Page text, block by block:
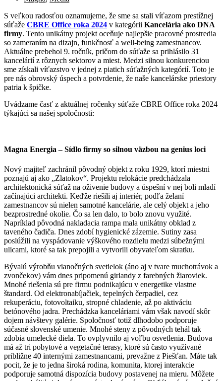
S veľkou radosťou oznamujeme, že sme sa stali víťazom prestížnej
súťaže CBRE Office roka 2024 v kategórii Kancelária ako DNA
firmy. Tento unikátny projekt oceňuje najlepšie pracovné prostredia
so zameraním na dizajn, funkčnosť a well-being zamestnancov.
Aktuálne prebehol 9. ročník, pričom do súťaže sa prihlásilo 31
kancelárií z rôznych sektorov a miest. Medzi silnou konkurenciou
sme získali víťazstvo v jednej z piatich súťažných kategórií. Toto je
pre nás obrovský úspech a potvrdenie, že naše kancelárske priestory
patria k špičke.
Uvádzame časť z aktuálnej ročenky súťaže CBRE Office roka 2024
týkajúci sa našej spoločnosti:
Magna Energia – Sídlo firmy so silnou väzbou na genius loci
Nový majiteľ zachránil pôvodný objekt z roku 1929, ktorí miestni
poznajú aj ako „Zlatokov“. Projektu relokácie predchádzala
architektonická súťaž na oživenie budovy a úspešní v nej boli mladí
začínajúci architekti. Keďže riešili aj interiér, podľa želaní
zamestnancov sú nielen samotné kancelárie, ale celý objekt a jeho
bezprostredné okolie. Čo sa len dalo, to bolo znovu využité.
Napríklad pôvodná nakladacia rampa mala unikátny obklad z
taveného čadiča. Dnes zdobí hygienické zázemie. Sutiny zasa
poslúžili na vyspádovanie výškového rozdielu medzi súbežnými
ulicami, ktoré sa tak prepojili a vytvorili obyvateľom skratku.
Bývalú výrobňu vianočných svetielok (áno aj v tvare muchotrávok a
zvončekov) vám dnes pripomenú girlandy z farebných žiaroviek.
Mnohé riešenia sú pre firmu podnikajúcu v energetike vlastne
štandard. Od elektronabíjačiek, tepelných čerpadiel, cez
rekuperáciu, fotovoltaiku, stropné chladenie, až po aktiváciu
betónového jadra. Prechádzka kanceláriami vám však navodí skôr
dojem návštevy galérie. Spoločnosť totiž dlhodobo podporuje
súčasné slovenské umenie. Mnohé steny z pôvodných tehál tak
zdobia umelecké diela. To ovplyvnilo aj voľbu osvetlenia. Budova
má až tri pobytové a vegetačné terasy, ktoré sú často využívané
približne 40 internými zamestnancami, prevažne z Piešťan. Máte tak
pocit, že je to jedna široká rodina, komunita, ktorej interakcie
podporuje samotná dispozícia budovy postavenej na mieru. Môžete